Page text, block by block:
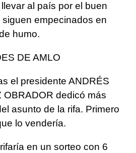
al país por el buen
empecinados en
humo.
DE AMLO
el presidente ANDRÉS
OBRADOR dedicó más
asunto de la rifa. Primero
lo vendería.
en un sorteo con 6